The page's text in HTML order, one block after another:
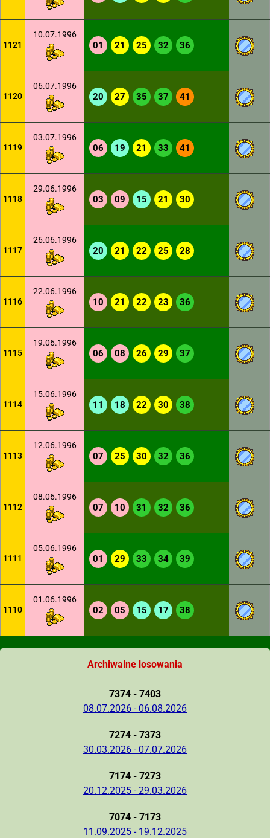
1121
10.07.1996
01 21 25 32 36
1120
06.07.1996
20 27 35 37 41
1119
03.07.1996
06 19 21 33 41
1118
29.06.1996
03 09 15 21 30
1117
26.06.1996
20 21 22 25 28
1116
22.06.1996
10 21 22 23 36
1115
19.06.1996
06 08 26 29 37
1114
15.06.1996
11 18 22 30 38
1113
12.06.1996
07 25 30 32 36
1112
08.06.1996
07 10 31 32 36
1111
05.06.1996
01 29 33 34 39
1110
01.06.1996
02 05 15 17 38
Archiwalne losowania
7374 - 7403
08.07.2026 - 06.08.2026
7274 - 7373
30.03.2026 - 07.07.2026
7174 - 7273
20.12.2025 - 29.03.2026
7074 - 7173
11.09.2025 - 19.12.2025